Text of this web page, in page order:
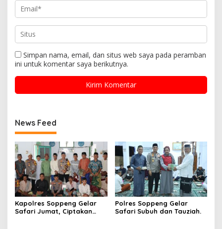
Simpan nama, email, dan situs web saya pada peramban
ini untuk komentar saya berikutnya.
News Feed
Kapolres Soppeng Gelar
Safari Jumat, Ciptakan
Polres Soppeng Gelar
Safari Subuh dan Tauziah.